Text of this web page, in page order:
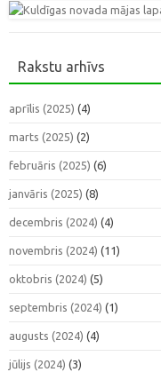
Rakstu arhīvs
aprīlis (2025) (4)
marts (2025) (2)
februāris (2025) (6)
janvāris (2025) (8)
decembris (2024) (4)
novembris (2024) (11)
oktobris (2024) (5)
septembris (2024) (1)
augusts (2024) (4)
jūlijs (2024) (3)